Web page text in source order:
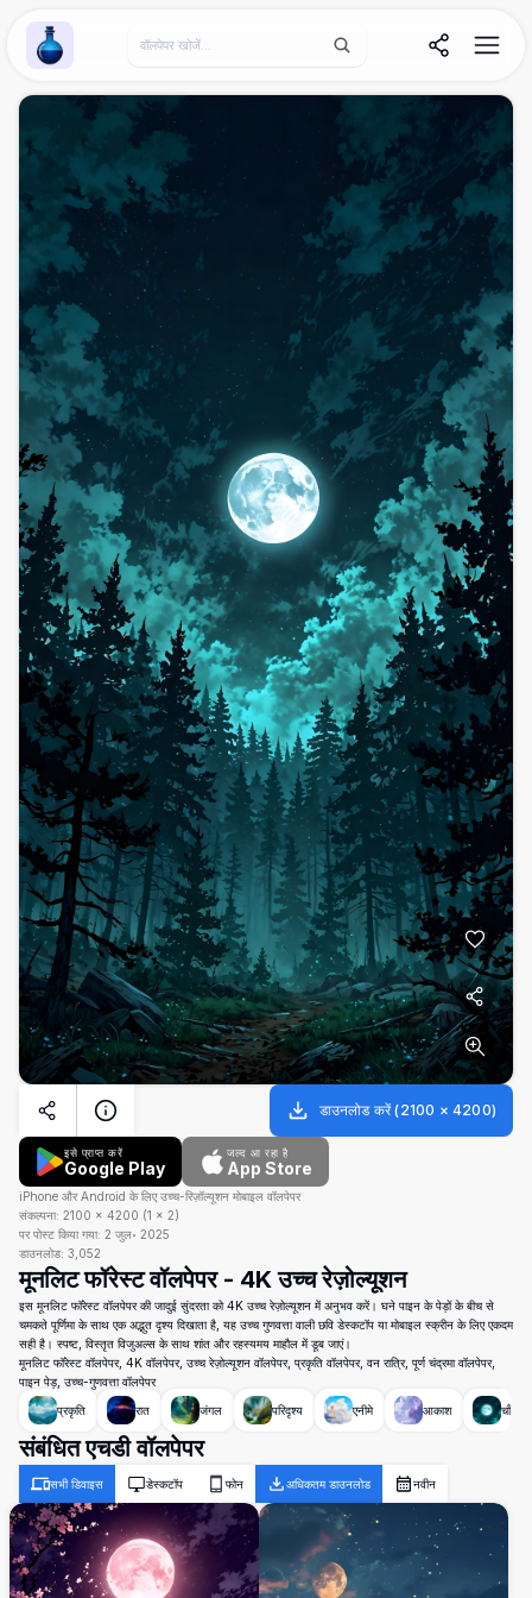
Wallpaper Alchemy
डाउनलोड करें(2100 × 4200)
इसे प्राप्त करें
Google Play
जल्द आ रहा है
App Store
iPhone और Android के लिए उच्च-रिज़ॉल्यूशन मोबाइल वॉलपेपर
संकल्पना: 2100 × 4200 (1 × 2)
पर पोस्ट किया गया: 2 जुल॰ 2025
डाउनलोड: 3,052
मूनलिट फॉरेस्ट वॉलपेपर - 4K उच्च रेज़ोल्यूशन
इस मूनलिट फॉरेस्ट वॉलपेपर की जादुई सुंदरता को 4K उच्च रेज़ोल्यूशन में अनुभव करें। घने पाइन के पेड़ों के बीच से
चमकते पूर्णिमा के साथ एक अद्भुत दृश्य दिखाता है, यह उच्च गुणवत्ता वाली छवि डेस्कटॉप या मोबाइल स्क्रीन के लिए एकदम
सही है। स्पष्ट, विस्तृत विजुअल्स के साथ शांत और रहस्यमय माहौल में डूब जाएं।
मूनलिट फॉरेस्ट वॉलपेपर, 4K वॉलपेपर, उच्च रेज़ोल्यूशन वॉलपेपर, प्रकृति वॉलपेपर, वन रात्रि, पूर्ण चंद्रमा वॉलपेपर,
पाइन पेड़, उच्च-गुणवत्ता वॉलपेपर
प्रकृति
रात जंगल परिदृश्य एनीमे आकाश चाँद
संबंधित एचडी वॉलपेपर
सभी डिवाइस डेस्कटॉप फोन अधिकतम डाउनलोड नवीन